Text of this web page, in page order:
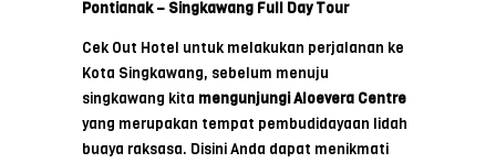
Pontianak – Singkawang Full Day Tour
Cek Out Hotel untuk melakukan perjalanan ke
Kota Singkawang, sebelum menuju
singkawang kita mengunjungi Aloevera Centre
yang merupakan tempat pembudidayaan lidah
buaya raksasa. Disini Anda dapat menikmati